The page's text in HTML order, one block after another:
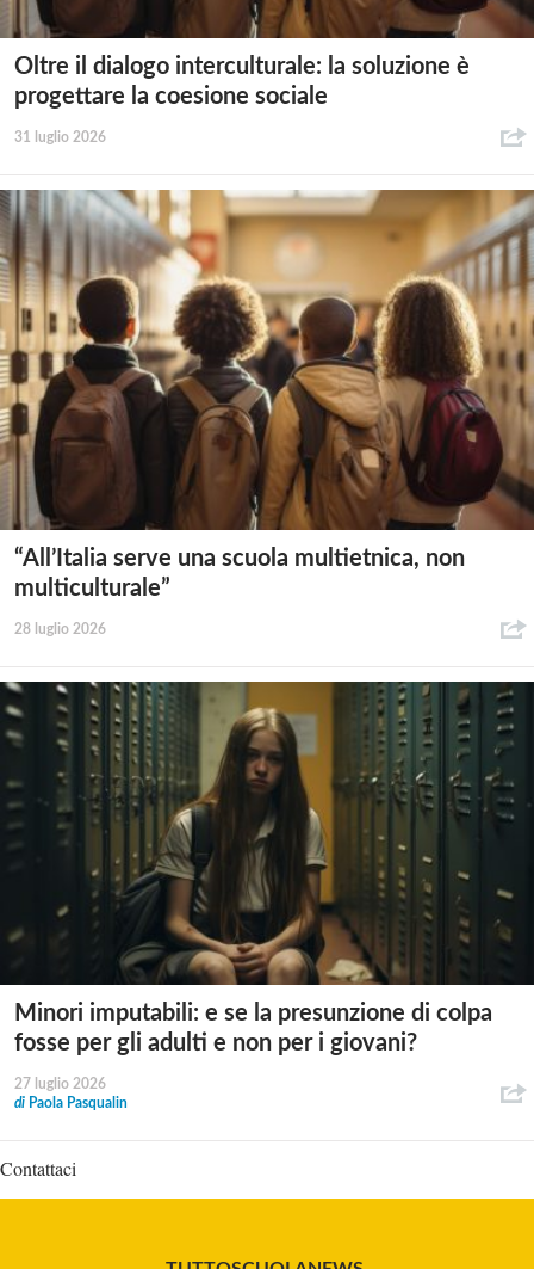
Oltre il dialogo interculturale: la soluzione è
progettare la coesione sociale
31 luglio 2026
“All’Italia serve una scuola multietnica, non
multiculturale”
28 luglio 2026
Minori imputabili: e se la presunzione di colpa
fosse per gli adulti e non per i giovani?
27 luglio 2026
di Paola Pasqualin
Contattaci